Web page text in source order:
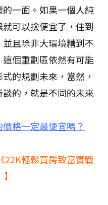
一面。如果一個人純
可以撿便宜了，住到
且除非大環境糟到不
個重劃區依然有可能
的規劃未來，當然，
的，就是不同的未來
格一定最便宜嗎？
22K輕鬆買房致富實戰